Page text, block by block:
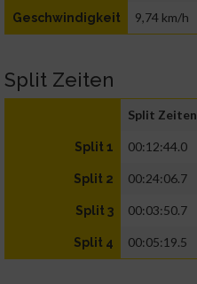
Geschwindigkeit 9,74 km/h
Split Zeiten
Split Zeiten
Split 1 00:12:44.0
Split 2 00:24:06.7
Split 3 00:03:50.7
Split 4 00:05:19.5